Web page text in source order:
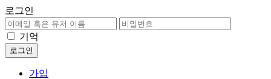
로그인
기억
가입